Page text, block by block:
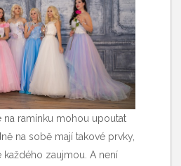
na ramínku mohou upoutat
na sobě mají takové prvky,
každého zaujmou. A není